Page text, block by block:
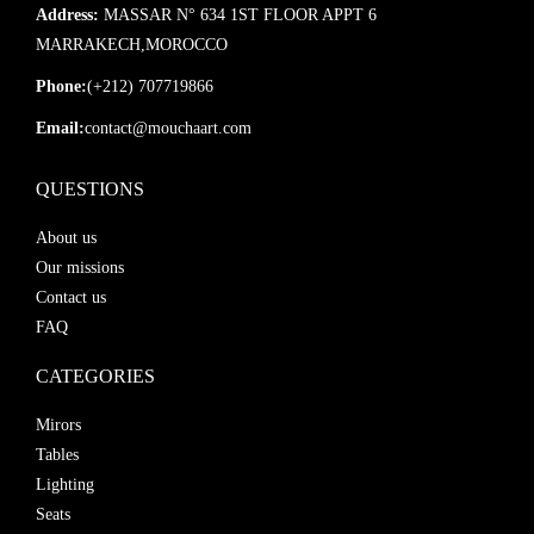
à 10 jours ouvrables dans le monde entier. Parfois même plus
Nous emballons des miroirs incroyablement sécurisés, des
panneaux en carton, des boîtes sécurisées et tout! Nous avons
produit est endommagé, nous en envoyons immédiatement un
Address: MASSAR N° 634 1ST FLOOR APPT 6
MARRAKECH,MOROCCO
Phone:(+212) 707719866
Email:contact@mouchaart.com
QUESTIONS
About us
Our missions
Contact us
FAQ
CATEGORIES
Mirors
Tables
Lighting
Seats